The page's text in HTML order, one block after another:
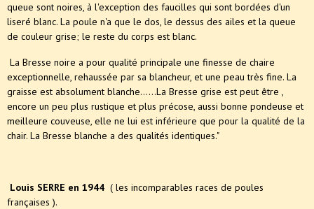
queue sont noires, à l'exception des faucilles qui sont bordées d'un
liseré blanc. La poule n'a que le dos, le dessus des ailes et la queue
de couleur grise; le reste du corps est blanc.
La Bresse noire a pour qualité principale une finesse de chaire
exceptionnelle, rehaussée par sa blancheur, et une peau très fine. La
graisse est absolument blanche......La Bresse grise est peut être ,
encore un peu plus rustique et plus précose, aussi bonne pondeuse et
meilleure couveuse, elle ne lui est inférieure que pour la qualité de la
chair. La Bresse blanche a des qualités identiques."
Louis SERRE en 1944 ( les incomparables races de poules
françaises ).